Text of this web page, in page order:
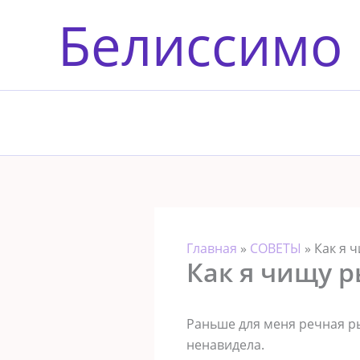
содержимомуБелиссимо
Главная » СОВЕТЫ » Как я
Как я чищу
Раньше для меня речная
ненавидела.